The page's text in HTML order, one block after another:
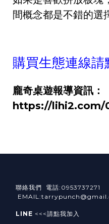
間概念都是不錯的選
購買生態連線請
龐奇桌遊報導資訊：
https://lihi2.com/
聯絡我們 電話:0953737271
LINE <<<請點我加入